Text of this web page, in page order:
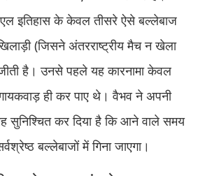
इतिहास के केवल तीसरे ऐसे बल्लेबाज
(जिसने अंतरराष्ट्रीय मैच न खेला
है। उनसे पहले यह कारनामा केवल
ही कर पाए थे। वैभव ने अपनी
सुनिश्चित कर दिया है कि आने वाले समय
बल्लेबाजों में गिना जाएगा।